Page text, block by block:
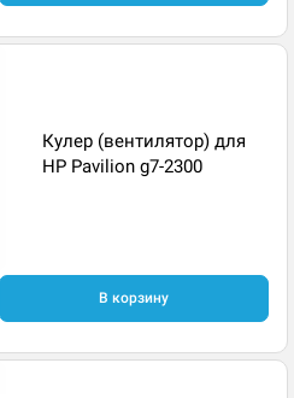
Кулер (вентилятор) для
HP Pavilion g7-2300
В корзину